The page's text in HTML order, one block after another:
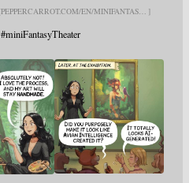
PEPPERCARROT.COM/EN/MINIFANTAS
#miniFantasyTheater